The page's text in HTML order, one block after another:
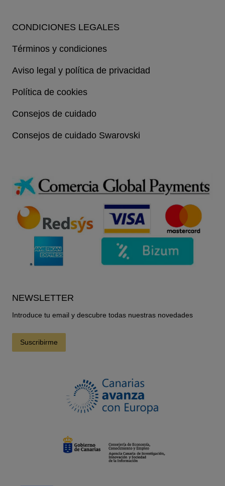
CONDICIONES LEGALES
Términos y condiciones
Aviso legal y política de privacidad
Política de cookies
Consejos de cuidado
Consejos de cuidado Swarovski
NEWSLETTER
Introduce tu email y descubre todas nuestras novedades
Suscribirme